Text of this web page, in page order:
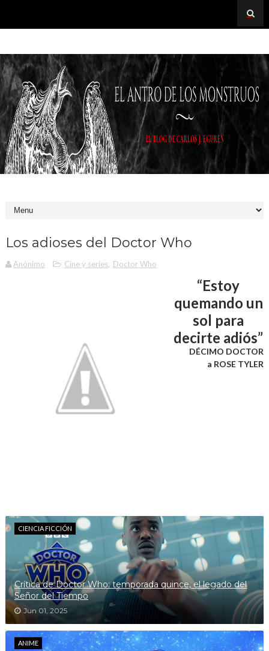
Los adioses del Doctor Who
Anónimo Cine y series, Doctor Who
“Estoy
quemando un
sol para
decirte adiós”
DÉCIMO DOCTOR
a ROSE TYLER
CIENCIA FICCIÓN
Crítica de Doctor Who: temporada quince, el legado del
Señor del Tiempo
Jun 01, 2025
ANIME